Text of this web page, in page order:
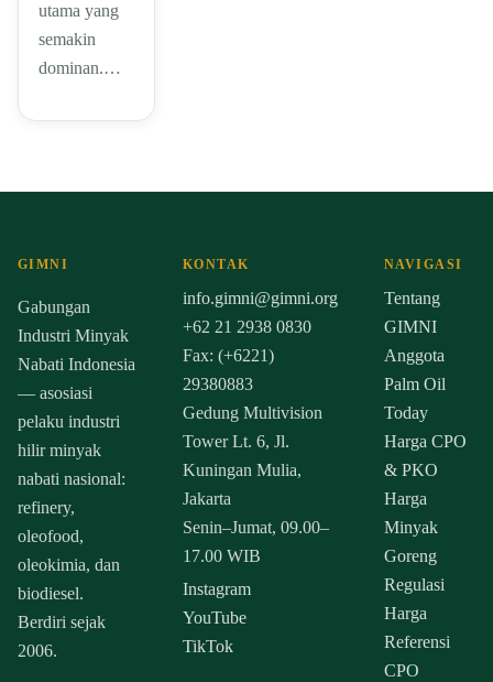
utama yang
semakin
dominan.…
GIMNI
Gabungan
Industri Minyak
Nabati Indonesia
— asosiasi
pelaku industri
hilir minyak
nabati nasional:
refinery,
oleofood,
oleokimia, dan
biodiesel.
Berdiri sejak
2006.
KONTAK
info.gimni@gimni.org
+62 21 2938 0830
Fax: (+6221)
29380883
Gedung Multivision
Tower Lt. 6, Jl.
Kuningan Mulia,
Jakarta
Senin–Jumat, 09.00–
17.00 WIB
Instagram
YouTube
TikTok
NAVIGASI
Tentang
GIMNI
Anggota
Palm Oil
Today
Harga CPO
& PKO
Harga
Minyak
Goreng
Regulasi
Harga
Referensi
CPO